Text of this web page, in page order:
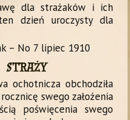
dla strażaków i ich
dzień uroczysty dla
– No 7 lipiec 1910
STRAŻY
ochotnicza obchodziła
swego założenia
poświęcenia swego